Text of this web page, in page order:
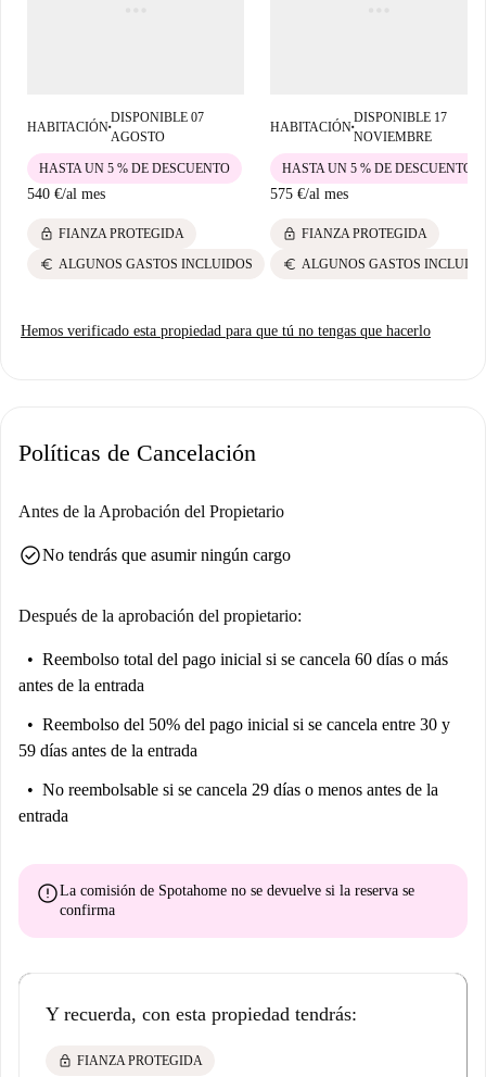
HABITACIÓN■
DISPONIBLE 07
AGOSTO
540 €/al mes
HASTA UN 5 % DE DESCUENTO
lock FIANZA PROTEGIDA
euro ALGUNOS GASTOS INCLUIDOS
HABITACIÓN■
DISPONIBLE 17
NOVIEMBRE
575 €/al mes
HASTA UN 5 % DE DESCUENTO
lock FIANZA PROTEGIDA
euro ALGUNOS GASTOS
Hemos verificado esta propiedad para que tú no tengas que hacerlo
Políticas de Cancelación
Antes de la Aprobación del Propietario
check_circleNo tendrás que asumir ningún cargo
Después de la aprobación del propietario:
Reembolso total del pago inicial si se cancela 60 días o más
antes de la entrada
Reembolso del 50% del pago inicial si se cancela entre 30 y
59 días antes de la entrada
No reembolsable si se cancela 29 días o menos antes de la
entrada
errorLa comisión de Spotahome no se devuelve si la reserva se
confirma
Y recuerda, con esta propiedad tendrás:
lock FIANZA PROTEGIDA